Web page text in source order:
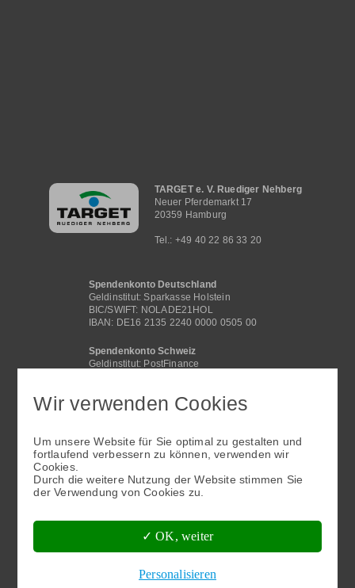
Hauptnavigation
TARGET e. V. Ruediger Nehberg
Neuer Pferdemarkt 17
20359 Hamburg
Tel.: +49 40 22 86 33 20
Spendenkonto Deutschland
Geldinstitut: Sparkasse Holstein
BIC/SWIFT: NOLADE21HOL
IBAN: DE16 2135 2240 0000 0505 00
Spendenkonto Schweiz
Geldinstitut: PostFinance
BIC/SWIFT: NOLADE21HOL
IBAN: DE16 2135 2240 0000 0505 00
Fußbereichsmenü
Kontakt Datenschutz
Wir verwenden Cookies
Um unsere Website für Sie optimal zu gestalten und
fortlaufend verbessern zu können, verwenden wir
Cookies.
Durch die weitere Nutzung der Website stimmen Sie
der Verwendung von Cookies zu.
Personalisieren
✓ OK, weiter